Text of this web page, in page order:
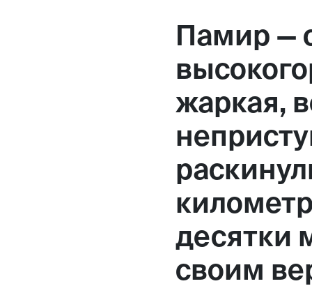
+7 925 836 16 98
info@powerofterritory.ru
Большая
вход 10, 3 этаж, КП «Дизайн
Памир —
жаркая,
десятки
своим